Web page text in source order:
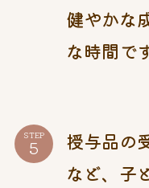
健やかな
な時間で
STEP
授与品の
など、子